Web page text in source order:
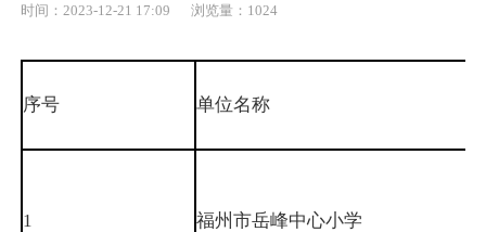
时间：2023-12-21 17:09 浏览量：1024
序号 单位名称
1 福州市岳峰中心小学